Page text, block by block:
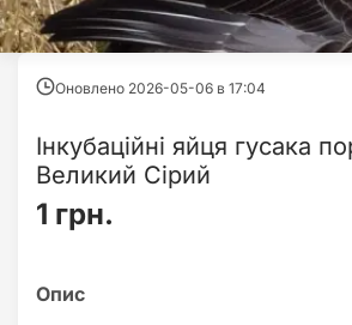
Оновлено 2026-05-06 в 17:04
Інкубаційні яйця гусака
Великий Сірий
1 грн.